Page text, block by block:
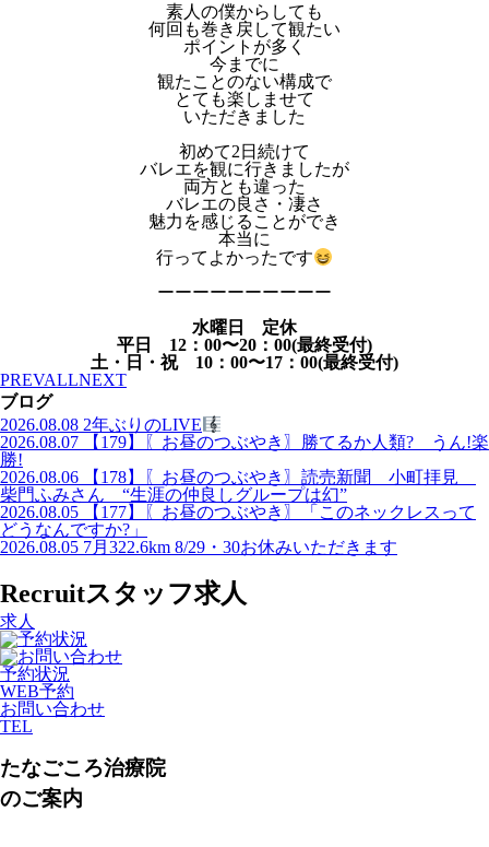
素人の僕からしても
何回も巻き戻して観たい
ポイントが多く
今までに
観たことのない構成で
とても楽しませて
いただきました
初めて2日続けて
バレエを観に行きましたが
両方とも違った
バレエの良さ・凄さ
魅力を感じることができ
本当に
行ってよかったです
ーーーーーーーーーー
水曜日 定休
平日 12：00〜20：00(最終受付)
土・日・祝 10：00〜17：00(最終受付)
PREVALLNEXT
ブログ
2026.08.08 2年ぶりのLIVE
2026.08.07
【179】〖お昼のつぶやき〗勝てるか人類? うん!楽
勝!
2026.08.06
【178】〖お昼のつぶやき〗読売新聞 小町拝見
柴門ふみさん “生涯の仲良しグループは幻”
2026.08.05
【177】〖お昼のつぶやき〗「このネックレスって
どうなんですか?」
2026.08.05 7月322.6km 8/29・30お休みいただきます
Recruitスタッフ求人
求人
予約状況
WEB予約
お問い合わせ
TEL
たなごころ治療院
のご案内